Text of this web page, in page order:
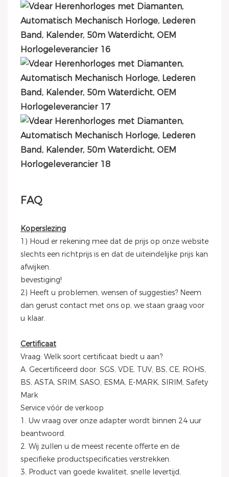
FAQ
Koperslezing
1) Houd er rekening mee dat de prijs op onze website
slechts een richtprijs is en dat de uiteindelijke prijs kan
afwijken.
bevestiging!
2) Heeft u problemen, wensen of suggesties? Neem
dan gerust contact met ons op, we staan ​​graag voor
u klaar.
Certificaat
Vraag: Welk soort certificaat biedt u aan?
A. Gecertificeerd door: SGS, VDE, TUV, BS, CE, ROHS,
BS, ASTA, SRIM, SASO, ESMA, E-MARK, SIRIM, Safety
Mark
Service vóór de verkoop
1. Uw vraag over onze adapter wordt binnen 24 uur
beantwoord.
2. Wij zullen u de meest recente offerte en de
specifieke productspecificaties verstrekken.
3. Product van goede kwaliteit, snelle levertijd,